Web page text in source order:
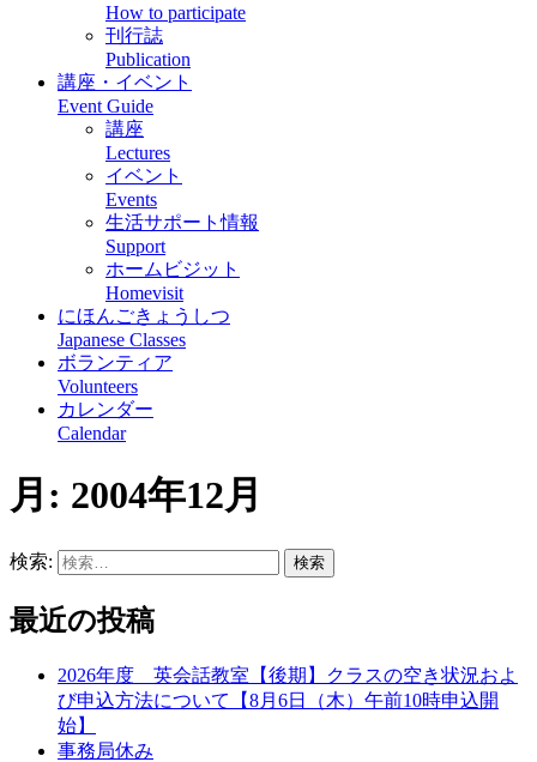
How to participate
刊行誌
Publication
講座・イベント
Event Guide
講座
Lectures
イベント
Events
生活サポート情報
Support
ホームビジット
Homevisit
にほんごきょうしつ
Japanese Classes
ボランティア
Volunteers
カレンダー
Calendar
月: 2004年12月
検索:
最近の投稿
2026年度 英会話教室【後期】クラスの空き状況およ
び申込方法について【8月6日（木）午前10時申込開
始】
事務局休み